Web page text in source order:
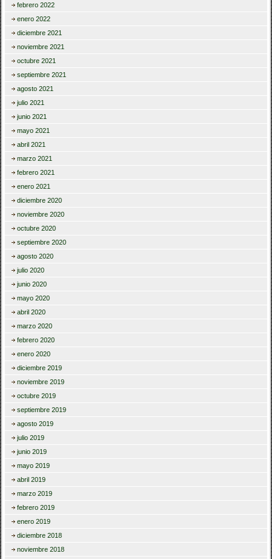
febrero 2022
enero 2022
diciembre 2021
noviembre 2021
octubre 2021
septiembre 2021
agosto 2021
julio 2021
junio 2021
mayo 2021
abril 2021
marzo 2021
febrero 2021
enero 2021
diciembre 2020
noviembre 2020
octubre 2020
septiembre 2020
agosto 2020
julio 2020
junio 2020
mayo 2020
abril 2020
marzo 2020
febrero 2020
enero 2020
diciembre 2019
noviembre 2019
octubre 2019
septiembre 2019
agosto 2019
julio 2019
junio 2019
mayo 2019
abril 2019
marzo 2019
febrero 2019
enero 2019
diciembre 2018
noviembre 2018